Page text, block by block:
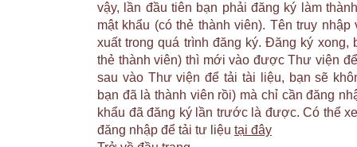
vậy, lần đầu tiên bạn phải đăng ký làm
mật khẩu (có thẻ thành viên). Tên truy
xuất trong quá trình đăng ký. Đăng ký xong,
thẻ thành viên) thì mới vào được Thư viện
sau vào Thư viện để tải tài liệu, bạn sẽ
bạn đã là thành viên rồi) mà chỉ cần đăng
khẩu đã đăng ký lần trước là được. Có thể
đăng nhập để tải tư liệu tại đây